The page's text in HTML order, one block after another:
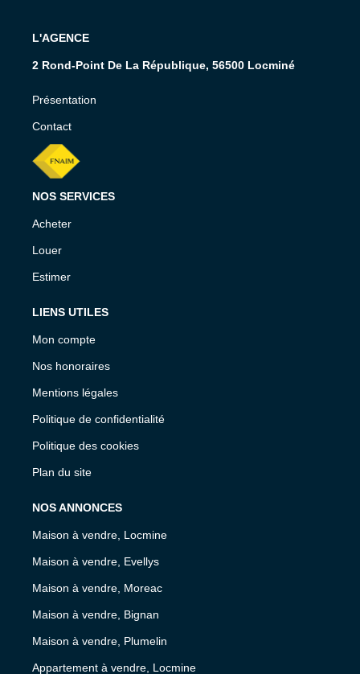
L'AGENCE
2 Rond-Point De La République, 56500 Locminé
Présentation
Contact
NOS SERVICES
Acheter
Louer
Estimer
LIENS UTILES
Mon compte
Nos honoraires
Mentions légales
Politique de confidentialité
Politique des cookies
Plan du site
NOS ANNONCES
Maison à vendre, Locmine
Maison à vendre, Evellys
Maison à vendre, Moreac
Maison à vendre, Bignan
Maison à vendre, Plumelin
Appartement à vendre, Locmine